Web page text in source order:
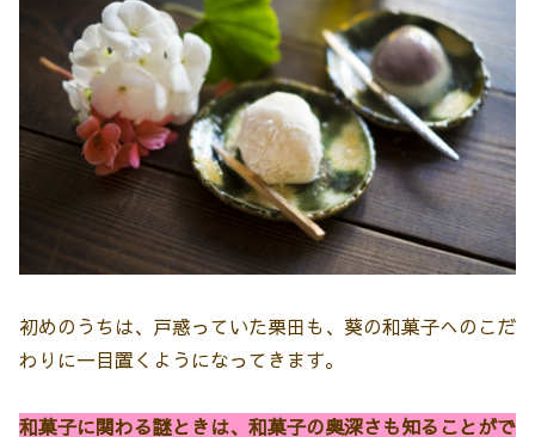
初めのうちは、戸惑っていた栗田も、葵の和菓子へのこだ
わりに一目置くようになってきます。
和菓子に関わる謎ときは、和菓子の奥深さも知ることがで